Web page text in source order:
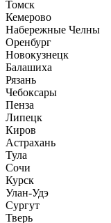
Томск
Кемерово
Набережные Челны
Оренбург
Новокузнецк
Балашиха
Рязань
Чебоксары
Пенза
Липецк
Киров
Астрахань
Тула
Сочи
Курск
Улан-Удэ
Сургут
Тверь